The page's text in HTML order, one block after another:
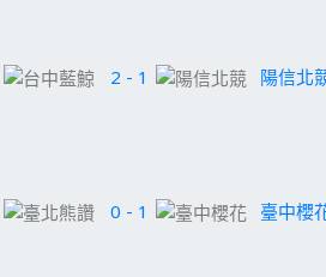
2 - 1 陽信北
0 - 1 臺中櫻